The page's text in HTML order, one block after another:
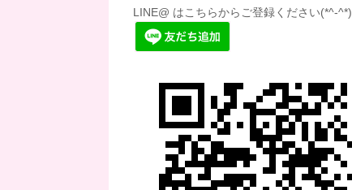
LINE@ はこちらからご登録ください(*^-^*)